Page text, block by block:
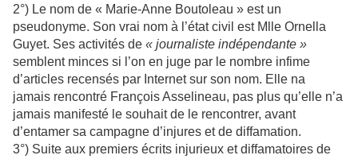
2°) Le nom de « Marie-Anne Boutoleau » est un
pseudonyme. Son vrai nom à l’état civil est Mlle Ornella
Guyet. Ses activités de « journaliste indépendante »
semblent minces si l’on en juge par le nombre infime
d’articles recensés par Internet sur son nom. Elle na
jamais rencontré François Asselineau, pas plus qu’elle n’a
jamais manifesté le souhait de le rencontrer, avant
d’entamer sa campagne d’injures et de diffamation.
3°) Suite aux premiers écrits injurieux et diffamatoires de